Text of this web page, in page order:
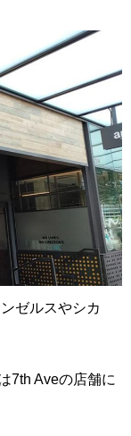
ゼルスやシカ
7th Aveの店舗に